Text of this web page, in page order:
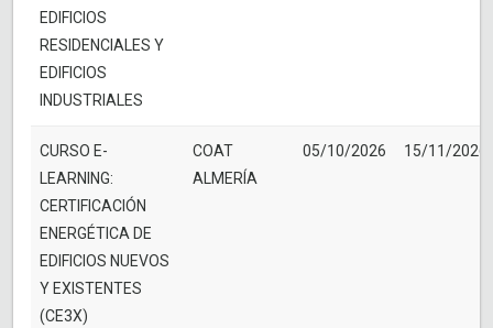
EDIFICIOS
RESIDENCIALES Y
EDIFICIOS
INDUSTRIALES
CURSO E-
LEARNING:
CERTIFICACIÓN
ENERGÉTICA DE
EDIFICIOS NUEVOS
Y EXISTENTES
(CE3X)
COAT
ALMERÍA
05/10/2026 15/11/2026